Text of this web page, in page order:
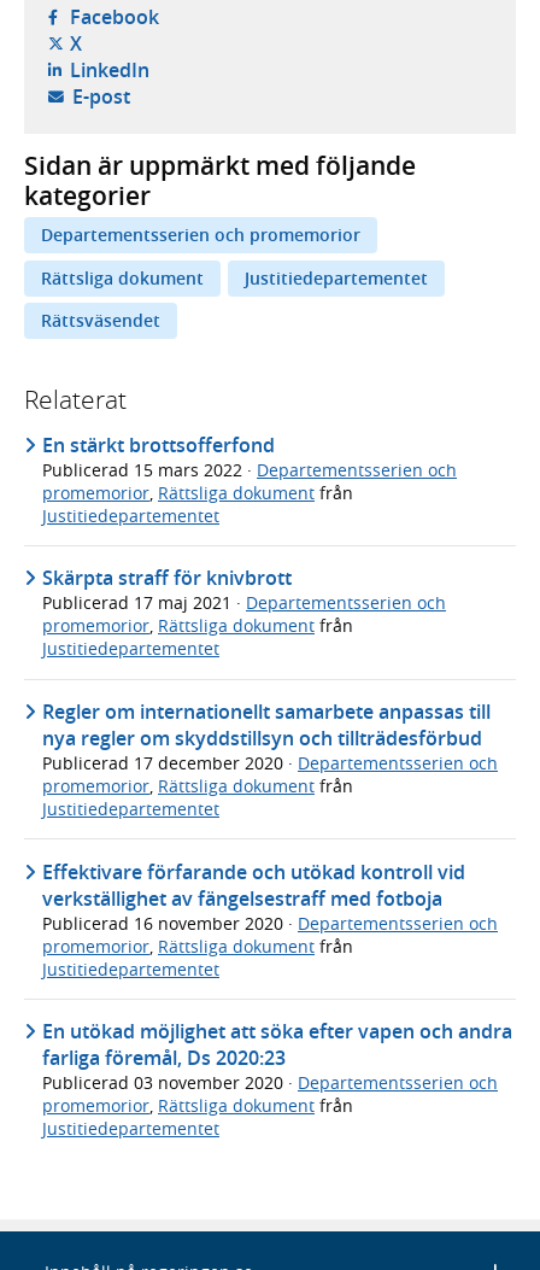
Facebook- öppnas i ny flik, extern webbplats,
X- öppnas i ny flik, extern webbplats,
LinkedIn- öppnas i ny flik, extern webbplats,
E-post- öppnar din e-postklient,
Sidan är uppmärkt med följande
kategorier
Departementsserien och promemorior
Rättsliga dokument
Justitiedepartementet
Rättsväsendet
Relaterat
En stärkt brottsofferfond
Publicerad 15 mars 2022 · Departementsserien och
promemorior Rättsliga dokument från
Justitiedepartementet
Skärpta straff för knivbrott
Publicerad 17 maj 2021 · Departementsserien och
promemorior, Rättsliga dokument från
Justitiedepartementet
Regler om internationellt samarbete anpassas till
nya regler om skyddstillsyn och tillträdesförbud
Publicerad 17 december 2020 · Departementsserien och
promemorior, Rättsliga dokument från
Justitiedepartementet
Effektivare förfarande och utökad kontroll vid
verkställighet av fängelsestraff med fotboja
Publicerad 16 november 2020 · Departementsserien och
promemorior Rättsliga dokument från
Justitiedepartementet
En utökad möjlighet att söka efter vapen och andra
farliga föremål, Ds 2020:23
Publicerad 03 november 2020 · Departementsserien och
promemorior, Rättsliga dokument från
Justitiedepartementet